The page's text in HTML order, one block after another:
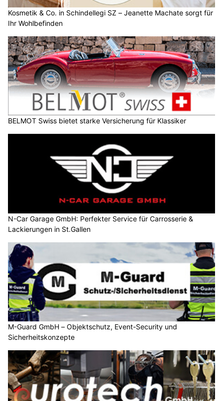
Kosmetik & Co. in Schindellegi SZ – Jeanette Machate sorgt für
Ihr Wohlbefinden
BELMOT Swiss bietet starke Versicherung für Klassiker
N-Car Garage GmbH: Perfekter Service für Carrosserie &
Lackierungen in St.Gallen
M-Guard GmbH – Objektschutz, Event-Security und
Sicherheitskonzepte